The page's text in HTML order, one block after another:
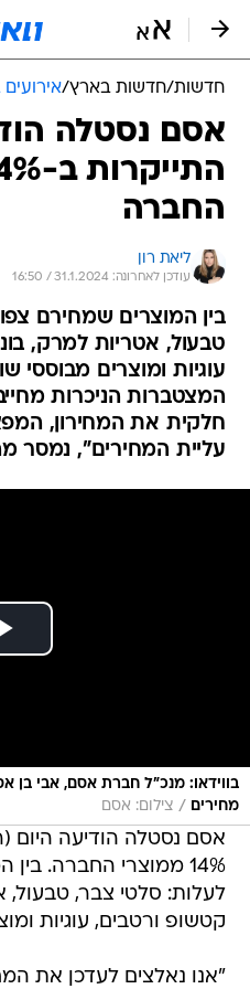
חדשות/חדשות בארץ/
אסם נסטלה
החברה
ליאת רון
עודכן לאחרונה: 31.1.2024 / 16:50
בין המוצרים שמחירם
טבעול, אטריות למרק,
עוגיות ומוצרים מבוססי
המצטברות הניכרות
חלקית את המחירון,
עליית המחירים", נמסר
בווידאו: מנכ"ל חברת אסם, אבי בן
מחירים
/ צילום: אסם
אסם נסטלה הודיעה היום
14% ממוצרי החברה.
לעלות: סלטי צבר, טבעול,
קטשופ ורטבים, עוגיות
"אנו נאלצים לעדכן את